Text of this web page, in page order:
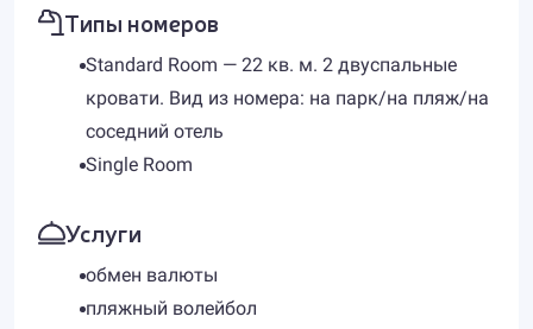
Типы номеров
Standard Room — 22 кв. м. 2 двуспальные
кровати. Вид из номера: на парк/на пляж/на
соседний отель
Single Room
Услуги
обмен валюты
пляжный волейбол